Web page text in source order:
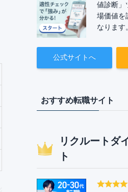
値診断」
場価値を
なります
公式サイトへ
おすすめ転職サイト
リクルートダ
ト